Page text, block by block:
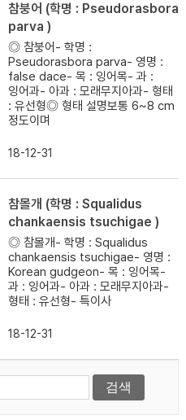
참붕어 (학명 : Pseudorasbora
parva )
◎ 참붕어- 학명 :
Pseudorasbora parva- 영명 :
false dace- 목 : 잉어목- 과 :
잉어과- 아과 : 모래무지아과- 형태
: 유선형◎ 형태 설명보통 6~8 cm
정도이며
18-12-31
참몰개 (학명 : Squalidus
chankaensis tsuchigae )
◎ 참몰개- 학명 : Squalidus
chankaensis tsuchigae- 영명 :
Korean gudgeon- 목 : 잉어목-
과 : 잉어과- 아과 : 모래무지아과-
형태 : 유선형- 특이사
18-12-31